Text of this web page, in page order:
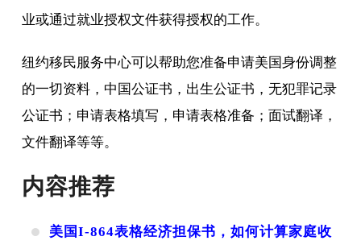
业或通过就业授权文件获得授权的工作。
纽约移民服务中心可以帮助您准备申请美国身份调整
的一切资料，中国公证书，出生公证书，无犯罪记录
公证书；申请表格填写，申请表格准备；面试翻译，
文件翻译等等。
内容推荐
美国I-864表格经济担保书，如何计算家庭收